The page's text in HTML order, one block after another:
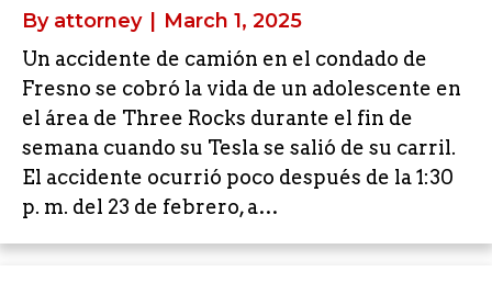
By attorney | March 1, 2025
Un accidente de camión en el condado de
Fresno se cobró la vida de un adolescente en
el área de Three Rocks durante el fin de
semana cuando su Tesla se salió de su carril.
El accidente ocurrió poco después de la 1:30
p. m. del 23 de febrero, a…